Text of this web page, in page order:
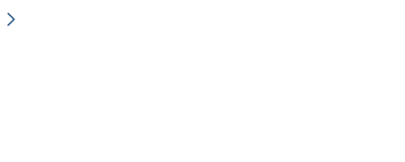
Successiva »